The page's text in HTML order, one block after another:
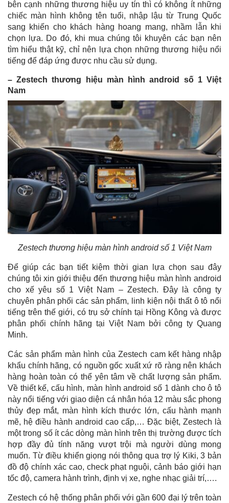
bên cạnh những thương hiệu uy tín thì có không ít những
chiếc màn hình không tên tuổi, nhập lậu từ Trung Quốc
sang khiến cho khách hàng hoang mang, nhầm lẫn khi
chọn lựa. Do đó, khi mua chúng tôi khuyên các bạn nên
tìm hiểu thật kỹ, chỉ nên lựa chọn những thương hiệu nổi
tiếng để đáp ứng được nhu cầu sử dụng.
– Zestech thương hiệu màn hình android số 1 Việt
Nam
Zestech thương hiệu màn hình android số 1 Việt Nam
Để giúp các bạn tiết kiệm thời gian lựa chọn sau đây
chúng tôi xin giới thiệu đến thương hiệu màn hình android
cho xế yêu số 1 Việt Nam – Zestech. Đây là công ty
chuyên phân phối các sản phẩm, linh kiện nội thất ô tô nổi
tiếng trên thế giới, có trụ sở chính tại Hồng Kông và được
phân phối chính hãng tại Việt Nam bởi công ty Quang
Minh.
Các sản phẩm màn hình của Zestech cam kết hàng nhập
khẩu chính hãng, có nguồn gốc xuất xứ rõ ràng nên khách
hàng hoàn toàn có thể yên tâm về chất lượng sản phẩm.
Về thiết kế, cấu hình, màn hình android số 1 dành cho ô tô
này nổi tiếng với giao diện cá nhân hóa 12 màu sắc phong
thủy đẹp mắt, màn hình kích thước lớn, cấu hành mạnh
mẽ, hệ điều hành android cao cấp,… Đặc biệt, Zestech là
một trong số ít các dòng màn hình trên thị trường được tích
hợp đầy đủ tính năng vượt trội mà người dùng mong
muốn. Từ điều khiển giọng nói thông qua trợ lý Kiki, 3 bản
đồ độ chính xác cao, check phạt nguội, cảnh báo giới hạn
tốc độ, camera hành trình, định vị xe, nghe nhạc giải trí,….
Zestech có hệ thống phân phối với gần 600 đại lý trên toàn